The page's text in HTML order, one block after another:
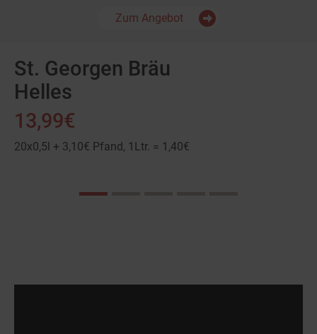
Zum Angebot
St. Georgen Bräu
Helles
13,99€
20x0,5l + 3,10€ Pfand, 1Ltr. = 1,40€